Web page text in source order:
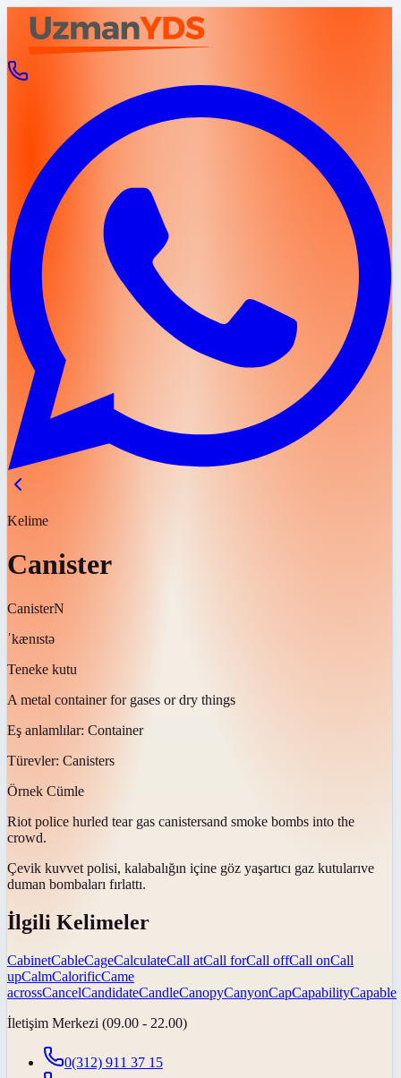
Kelime
Canister
CanisterN
ˈkænɪstə
Teneke kutu
A metal container for gases or dry things
Eş anlamlılar: Container
Türevler: Canisters
Örnek Cümle
Riot police hurled tear gas canistersand smoke bombs into the
crowd.
Çevik kuvvet polisi, kalabalığın içine göz yaşartıcı gaz kutularıve
duman bombaları fırlattı.
İlgili Kelimeler
CabinetCableCageCalculateCall atCall forCall offCall onCall
upCalmCalorificCame
acrossCancelCandidateCandleCanopyCanyonCapCapabilityCapable
İletişim Merkezi (09.00 - 22.00)
0(312) 911 37 15